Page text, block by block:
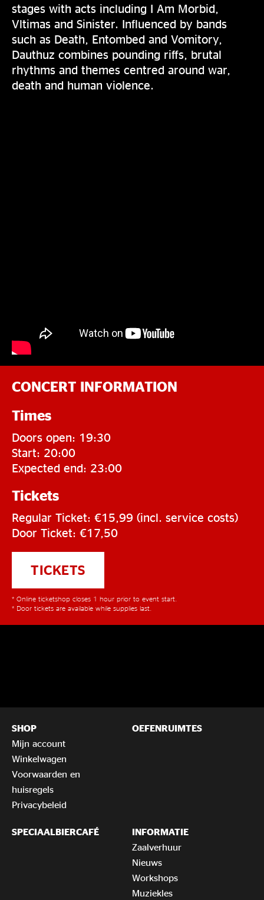
stages with acts including I Am Morbid,
Vltimas and Sinister. Influenced by bands
such as Death, Entombed and Vomitory,
Dauthuz combines pounding riffs, brutal
rhythms and themes centred around war,
death and human violence.
CONCERT INFORMATION
Times
Doors open: 19:30
Start: 20:00
Expected end: 23:00
Tickets
Regular Ticket: €15,99 (incl. service costs)
Door Ticket: €17,50
TICKETS
* Online ticketshop closes 1 hour prior to event start.
* Door tickets are available while supplies last.
SHOP
Mijn account
Winkelwagen
Voorwaarden en
huisregels
Privacybeleid
OEFENRUIMTES
SPECIAALBIERCAFÉ
INFORMATIE
Zaalverhuur
Nieuws
Workshops
Muziekles